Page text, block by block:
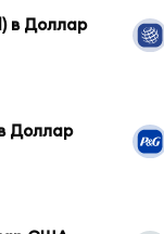
в Доллар
Доллар